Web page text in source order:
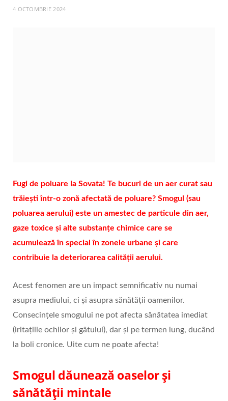
4 OCTOMBRIE 2024
Fugi de poluare la Sovata! Te bucuri de un aer curat sau
trăiești într-o zonă afectată de poluare? Smogul (sau
poluarea aerului) este un amestec de particule din aer,
gaze toxice și alte substanțe chimice care se
acumulează în special în zonele urbane și care
contribuie la deteriorarea calității aerului.
Acest fenomen are un impact semnificativ nu numai
asupra mediului, ci și asupra sănătății oamenilor.
Consecințele smogului ne pot afecta sănătatea imediat
(iritațiile ochilor și gâtului), dar și pe termen lung, ducând
la boli cronice. Uite cum ne poate afecta!
Smogul dăunează oaselor și
sănătății mintale